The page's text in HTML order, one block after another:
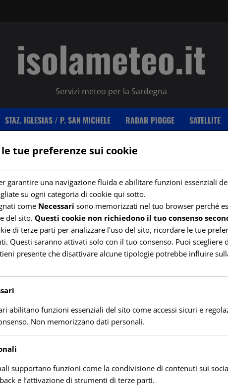
isolameteo.it
Servizi meteo per la Sardegna
STAZ. IGLESIAS / P. SAN MICHELE RADAR PIOGGE SATELLITE
Michele
Michele (Rete Cedoc Sardegna)
Iglesias 170 mslm
Temp. Percepita:
31.4 °C
1001.3 hpa
tue preferenze sui cookie
garantire una navigazione fluida e abilitare funzioni essenziali
su ogni categoria di cookie qui sotto.
come Necessari sono memorizzati nel tuo browser perché
del sito. Questi cookie non richiedono il tuo consenso
di terze parti per analizzare l'uso del sito, ricordare le tue
Questi saranno attivati solo con il tuo consenso. Puoi scegliere
presente che disattivare alcune tipologie potrebbe influire
abilitano funzioni essenziali del sito come accessi sicuri e
Non memorizzano dati personali.
supportano funzioni come la condivisione di contenuti sui
e l’attivazione di strumenti di terze parti.